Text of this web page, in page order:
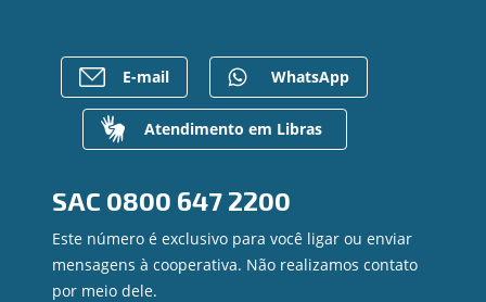
Mapa do site
Gerenciar Cookies
Previdência
Para empresas
Caixa Eletrônico
Regularização de dívidas
Valores a Receber
Contato
Ouvidoria
E-mail WhatsApp
Atendimento em Libras
SAC 0800 647 2200
Este número é exclusivo para você ligar ou enviar
mensagens à cooperativa. Não realizamos contato
por meio dele.